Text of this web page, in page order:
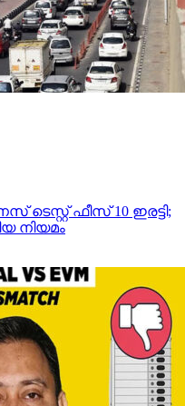
ടെസ്റ്റ് ഫീസ് 10 ഇരട്ടി;
നിയമം